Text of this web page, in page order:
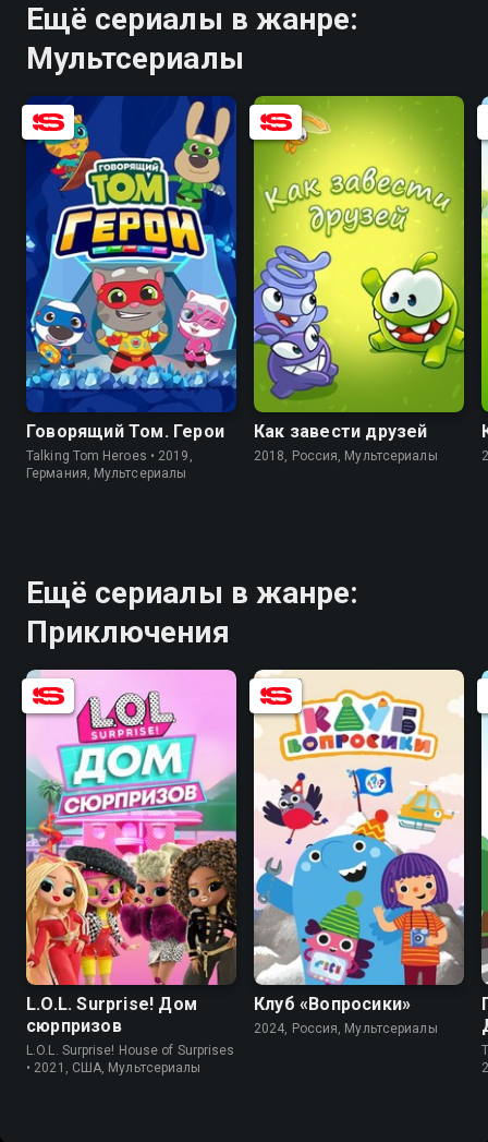
Ещё сериалы в жанре:
Мультсериалы
8.6 6.3
Говорящий Том. Герои
Talking Tom Heroes • 2019,
Германия, Мультсериалы
8.3
Как завести друзей
2018, Россия, Мультсериалы
Ещё сериалы в жанре:
Приключения
8.9 7.3
L.O.L. Surprise! Дом
сюрпризов
L.O.L. Surprise! House of Surprises
• 2021, США, Мультсериалы
8.8
Клуб «Вопросики»
2024, Россия, Мультсериалы